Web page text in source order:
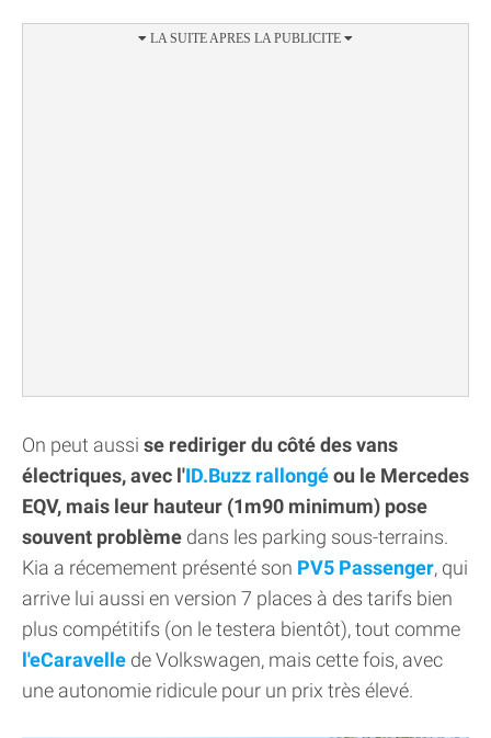
On peut aussi se rediriger du côté des vans
électriques, avec l'ID.Buzz rallongéou le Mercedes
EQV, mais leur hauteur (1m90 minimum) pose
souvent problème dans les parking sous-terrains.
Kia a récemement présenté son PV5 Passenger, qui
arrive lui aussi en version 7 places à des tarifs bien
plus compétitifs (on le testera bientôt), tout comme
l'eCaravelle de Volkswagen, mais cette fois, avec
une autonomie ridicule pour un prix très élevé.